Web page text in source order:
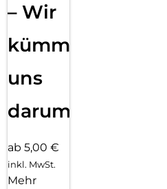
– Wir
kümmern
uns
darum!
ab 5,00 €
inkl. MwSt.
Mehr